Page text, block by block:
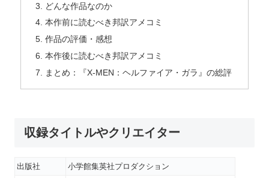
どんな作品なのか
本作前に読むべき邦訳アメコミ
作品の評価・感想
本作後に読むべき邦訳アメコミ
まとめ：『X-MEN：ヘルファイア・ガラ』の総評
収録タイトルやクリエイター
出版社 小学館集英社プロダクション